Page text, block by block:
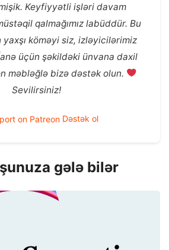
Keyfiyyətli işləri davam
qalmağımız labüddür. Bu
köməyi siz, izləyicilərimiz
üçün şəkildəki ünvana daxil
məbləğlə bizə dəstək olun.
Sevilirsiniz!
Dəstək ol
gələ bilər